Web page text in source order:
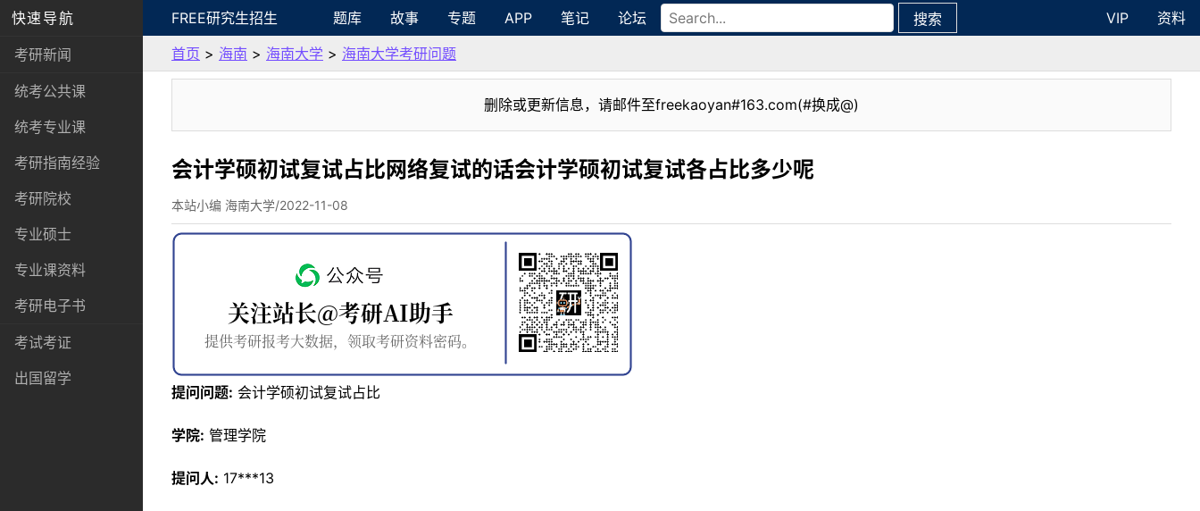
快速导航
考研新闻
统考公共课
统考专业课
考研指南经验
考研院校
专业硕士
专业课资料
考研电子书
考试考证
出国留学
FREE研究生招生 题库 故事 专题 APP 笔记 论坛 搜索 VIP
资料
首页 > 海南 > 海南大学 > 海南大学考研问题
删除或更新信息，请邮件至freekaoyan#163.com(#换成@)
会计学硕初试复试占比网络复试的话会计学硕初试复试各占比多少呢
本站小编 海南大学/2022-11-08
提问问题: 会计学硕初试复试占比
学院: 管理学院
提问人: 17***13